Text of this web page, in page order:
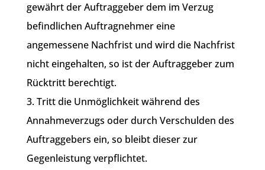
gewährt der Auftraggeber dem im Verzug
befindlichen Auftragnehmer eine
angemessene Nachfrist und wird die Nachfrist
nicht eingehalten, so ist der Auftraggeber zum
Rücktritt berechtigt.
3. Tritt die Unmöglichkeit während des
Annahmeverzugs oder durch Verschulden des
Auftraggebers ein, so bleibt dieser zur
Gegenleistung verpflichtet.